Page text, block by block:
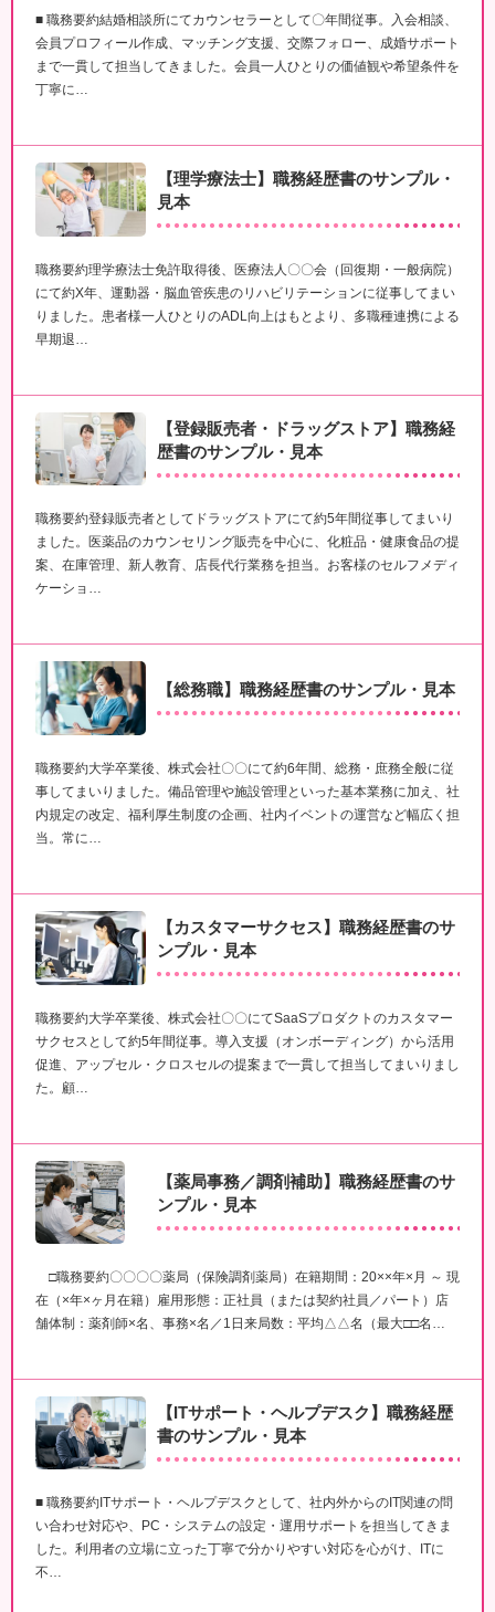
■ 職務要約結婚相談所にてカウンセラーとして〇年間従事。入会相談、
会員プロフィール作成、マッチング支援、交際フォロー、成婚サポート
まで一貫して担当してきました。会員一人ひとりの価値観や希望条件を
丁寧に…
【理学療法士】職務経歴書のサンプル・
見本
職務要約理学療法士免許取得後、医療法人〇〇会（回復期・一般病院）
にて約X年、運動器・脳血管疾患のリハビリテーションに従事してまい
りました。患者様一人ひとりのADL向上はもとより、多職種連携による
早期退…
【登録販売者・ドラッグストア】職務経
歴書のサンプル・見本
職務要約登録販売者としてドラッグストアにて約5年間従事してまいり
ました。医薬品のカウンセリング販売を中心に、化粧品・健康食品の提
案、在庫管理、新人教育、店長代行業務を担当。お客様のセルフメディ
ケーショ…
【総務職】職務経歴書のサンプル・見本
職務要約大学卒業後、株式会社〇〇にて約6年間、総務・庶務全般に従
事してまいりました。備品管理や施設管理といった基本業務に加え、社
内規定の改定、福利厚生制度の企画、社内イベントの運営など幅広く担
当。常に…
【カスタマーサクセス】職務経歴書のサ
ンプル・見本
職務要約大学卒業後、株式会社〇〇にてSaaSプロダクトのカスタマー
サクセスとして約5年間従事。導入支援（オンボーディング）から活用
促進、アップセル・クロスセルの提案まで一貫して担当してまいりまし
た。顧…
【薬局事務／調剤補助】職務経歴書のサ
ンプル・見本
□職務要約〇〇〇〇薬局（保険調剤薬局）在籍期間：20××年×月 ～ 現
在（×年×ヶ月在籍）雇用形態：正社員（または契約社員／パート）店
舗体制：薬剤師×名、事務×名／1日来局数：平均△△名（最大□□名…
【ITサポート・ヘルプデスク】職務経歴
書のサンプル・見本
■ 職務要約ITサポート・ヘルプデスクとして、社内外からのIT関連の問
い合わせ対応や、PC・システムの設定・運用サポートを担当してきま
した。利用者の立場に立った丁寧で分かりやすい対応を心がけ、ITに
不…